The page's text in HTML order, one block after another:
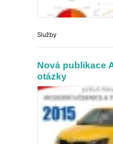
Služby
Nová publikace
otázky